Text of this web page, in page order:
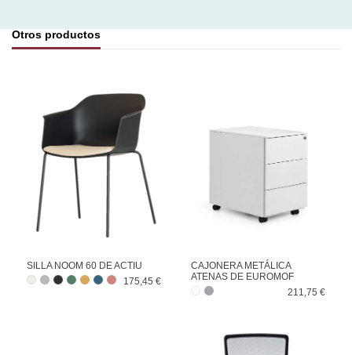
Otros productos
SILLA NOOM 60 DE ACTIU
175,45 €
CAJONERA METÁLICA
ATENAS DE EUROMOF
211,75 €